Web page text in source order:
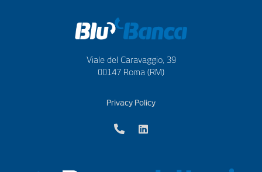
Viale del Caravaggio, 39
00147 Roma (RM)
Privacy Policy